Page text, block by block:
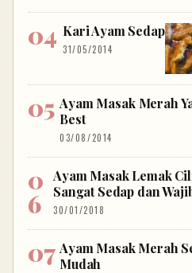
Kari Ayam Sedap
31/05/2014
Ayam Masak Merah
Best
03/08/2014
Ayam Masak Lemak
Sangat Sedap dan
30/01/2018
Ayam Masak Merah
Mudah